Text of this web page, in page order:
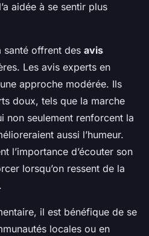
aidée à se sentir plus
santé offrent des avis
Les avis experts en
approche modérée. Ils
doux, tels que la marche
non seulement renforcent la
aussi l’humeur.
l’importance d’écouter son
lorsqu’on ressent de la
il est bénéfique de se
locales ou en